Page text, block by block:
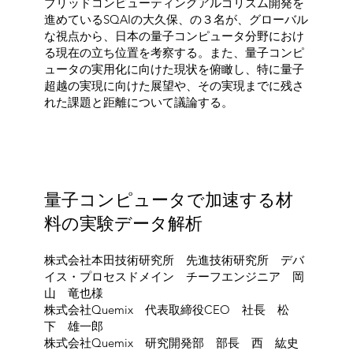
進めているSQAIの大久保、の３名が、グローバル
な視点から、日本の量子コンピュータ分野におけ
る現在の立ち位置を考察する。また、量子コンピ
ュータの実用化に向けた現状を俯瞰し、特に量子
超越の実現に向けた展望や、その実現までに残さ
れた課題と距離について議論する。
量子コンピュータで加速する材
料の実験データ解析
株式会社本田技術研究所 先進技術研究所 デバ
イス・プロセスドメイン チーフエンジニア 岡
山 竜也様
株式会社Quemix 代表取締役CEO 社長 松
下 雄一郎
株式会社Quemix 研究開発部 部長 西 紘史